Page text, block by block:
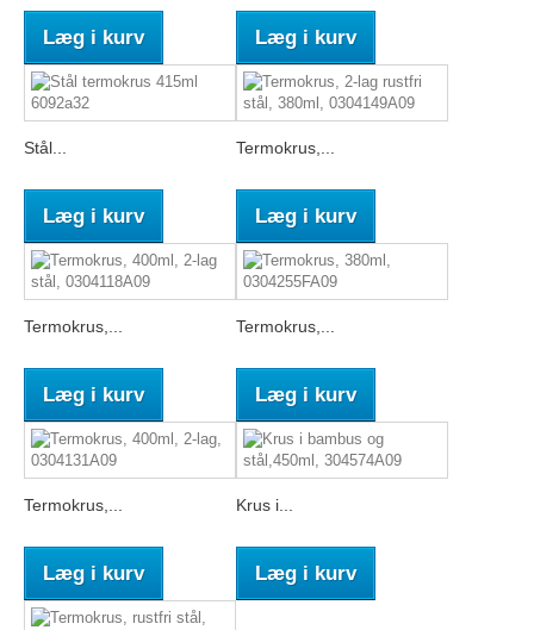
Læg i kurv Læg i kurv
Stål...
Læg i kurv
Termokrus,...
Læg i kurv
Termokrus,...
Læg i kurv
Termokrus,...
Læg i kurv
Termokrus,...
Læg i kurv
Krus i...
Læg i kurv